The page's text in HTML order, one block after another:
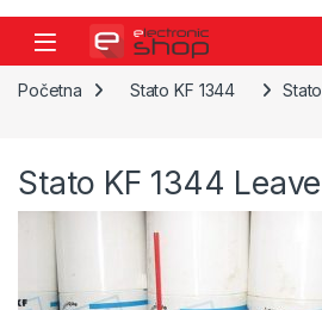
Skip to navigation
Skip to content
Početna Stato KF 1344
Stato KF 1344